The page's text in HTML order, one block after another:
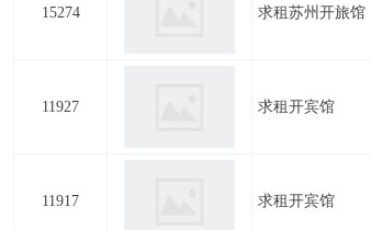
15274 求租苏州开旅馆
11927 求租开宾馆
11917 求租开宾馆